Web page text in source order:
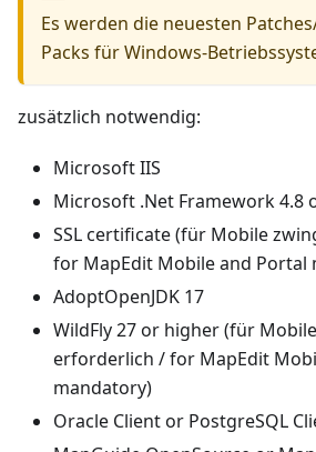
Es werden die neuesten
Packs für Windows-
zusätzlich notwendig:
Microsoft IIS
Microsoft .Net Framework 4.8
SSL certificate (für Mobile
for MapEdit Mobile and Portal
AdoptOpenJDK 17
WildFly 27 or higher (für
erforderlich / for MapEdit
mandatory)
Oracle Client or PostgreSQL